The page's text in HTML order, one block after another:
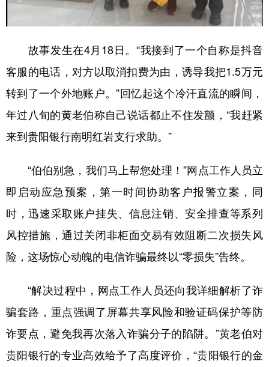
多语种频道
English Español Français عربى
Deutsch Português
故事发生在4月18日。“我接到了一个自称是抖音
客服的电话，对方以取消扣费为由，诱导我把1.5万元
转到了一个外地账户。”回忆起这个冷汗直流的瞬间，
年过八旬的黄老伯称自己说话都止不住发颤，“我赶紧
来到贵阳银行南明红岩支行求助。”
“伯伯别急，我们马上帮您处理！”网点工作人员立
即启动应急预案，第一时间协助客户报警立案，同
时，迅速采取账户挂失、信息注销、安全排查等系列
风控措施，通过关闭非柜面交易有效阻断二次损失风
险，这场惊心动魄的电信诈骗最终以“零损失”告终。
“解决过程中，网点工作人员还向我详细解析了诈
骗套路，重点强调了屏幕共享风险和验证码保护等防
诈要点，避免我再次落入诈骗分子的陷阱。”黄老伯对
贵阳银行的专业高效给予了高度评价，“贵阳银行的金